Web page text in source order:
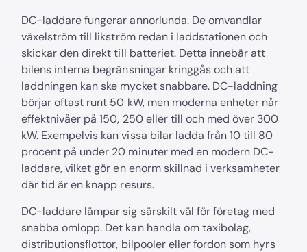
DC-laddare fungerar annorlunda. De omvandlar
växelström till likström redan i laddstationen och
skickar den direkt till batteriet. Detta innebär att
bilens interna begränsningar kringgås och att
laddningen kan ske mycket snabbare. DC-laddning
börjar oftast runt 50 kW, men moderna enheter når
effektnivåer på 150, 250 eller till och med över 300
kW. Exempelvis kan vissa bilar ladda från 10 till 80
procent på under 20 minuter med en modern DC-
laddare, vilket gör en enorm skillnad i verksamheter
där tid är en knapp resurs.
DC-laddare lämpar sig särskilt väl för företag med
snabba omlopp. Det kan handla om taxibolag,
distributionsflottor, bilpooler eller fordon som hyrs